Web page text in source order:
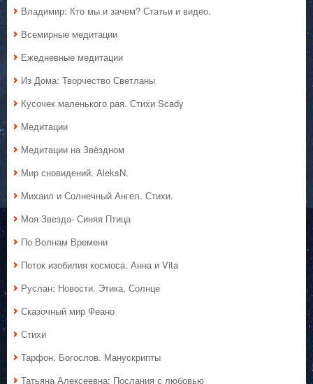
Владимир: Кто мы и зачем? Статьи и видео.
Всемирные медитации
Ежедневные медитации
Из Дома: Творчество Светланы
Кусочек маленького рая. Стихи Scady
Медитации
Медитации на Звёздном
Мир сновидений. AleksN.
Михаил и Солнечный Ангел. Стихи.
Моя Звезда- Синяя Птица
По Волнам Времени
Поток изобилия космоса. Анна и Vita
Руслан: Новости. Этика, Солнце
Сказочный мир Феано
Стихи
Тарфон. Богослов. Манускрипты
Татьяна Алексеевна: Послания с любовью